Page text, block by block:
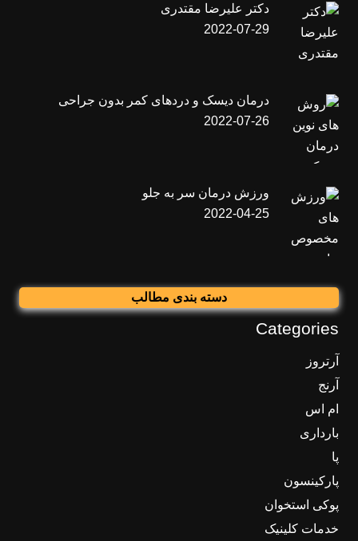
دکتر علیرضا مقتدری
2022-07-29
درمان دیسک و دردهای کمر بدون جراحی
2022-07-26
ورزش درمان سر به جلو
2022-04-25
دسته بندی مطالب
Categories
آرتروز
آرنج
ام اس
بارداری
پا
پارکینسون
پوکی استخوان
خدمات کلینیک